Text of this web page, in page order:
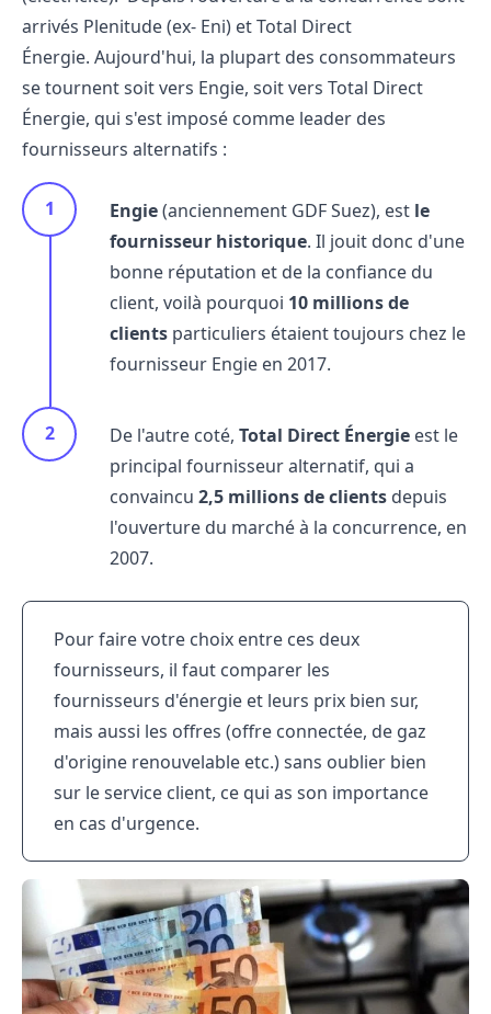
arrivés Plenitude (ex- Eni) et Total Direct
Énergie. Aujourd'hui, la plupart des consommateurs
se tournent soit vers Engie, soit vers Total Direct
Énergie, qui s'est imposé comme leader des
fournisseurs alternatifs :
Engie(anciennement GDF Suez), est le
fournisseur historique. Il jouit donc d'une
bonne réputation et de la confiance du
client, voilà pourquoi 10 millions de
clients particuliers étaient toujours chez le
fournisseur Engie en 2017.
De l'autre coté, Total Direct Énergie est le
principal fournisseur alternatif, qui a
convaincu 2,5 millions de clients depuis
l'ouverture du marché à la concurrence, en
2007.
Pour faire votre choix entre ces deux
fournisseurs, il faut comparer les
fournisseurs d'énergie et leurs prix bien sur,
mais aussi les offres (offre connectée, de gaz
d'origine renouvelable etc.) sans oublier bien
sur le service client, ce qui as son importance
en cas d'urgence.